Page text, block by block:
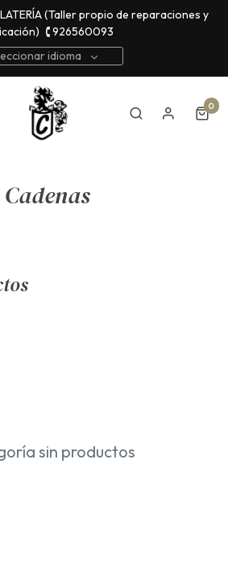
(Taller propio de reparaciones y
🕻 926560093
idioma
0
Cadenas
sin productos